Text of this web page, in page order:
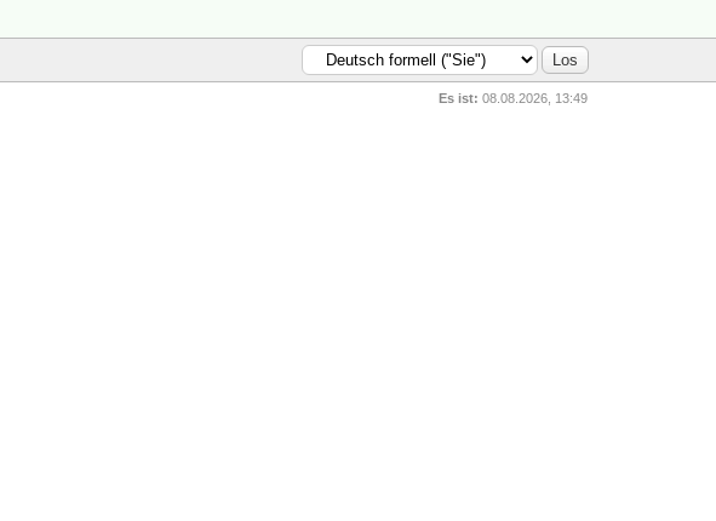
Es ist: 08.08.2026, 13:49